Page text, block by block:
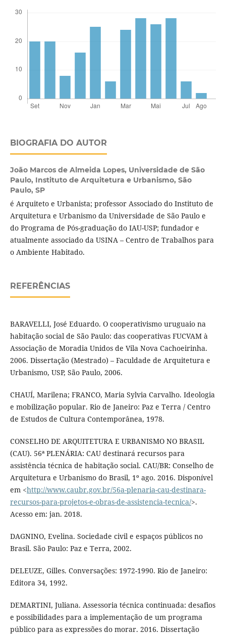
BIOGRAFIA DO AUTOR
João Marcos de Almeida Lopes, Universidade de São
Paulo, Instituto de Arquitetura e Urbanismo, São
Paulo, SP
é Arquiteto e Urbanista; professor Associado do Instituto de
Arquitetura e Urbanismo da Universidade de São Paulo e
do Programa de Pós-graduação do IAU-USP; fundador e
atualmente associado da USINA – Centro de Trabalhos para
o Ambiente Habitado.
REFERÊNCIAS
BARAVELLI, José Eduardo. O cooperativismo uruguaio na
habitação social de São Paulo: das cooperativas FUCVAM à
Associação de Moradia Unidos de Vila Nova Cachoeirinha.
2006. Dissertação (Mestrado) – Faculdade de Arquitetura e
Urbanismo, USP, São Paulo, 2006.
CHAUÍ, Marilena; FRANCO, Maria Sylvia Carvalho. Ideologia
e mobilização popular. Rio de Janeiro: Paz e Terra / Centro
de Estudos de Cultura Contemporânea, 1978.
CONSELHO DE ARQUITETURA E URBANISMO NO BRASIL
(CAU). 56ª PLENÁRIA: CAU destinará recursos para
assistência técnica de habitação social. CAU/BR: Conselho de
Arquitetura e Urbanismo do Brasil, 1º ago. 2016. Disponível
em <http://www.caubr.gov.br/56a-plenaria-cau-destinara-
recursos-para-projetos-e-obras-de-assistencia-tecnica/>.
Acesso em: jan. 2018.
DAGNINO, Evelina. Sociedade civil e espaços públicos no
Brasil. São Paulo: Paz e Terra, 2002.
DELEUZE, Gilles. Conversações: 1972-1990. Rio de Janeiro:
Editora 34, 1992.
DEMARTINI, Juliana. Assessoria técnica continuada: desafios
e possibilidades para a implementação de um programa
público para as expressões do morar. 2016. Dissertação